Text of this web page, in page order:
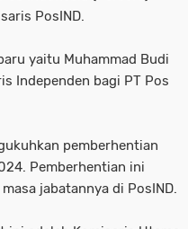
PosIND.
yaitu Muhammad Budi
Independen bagi PT Pos
pemberhentian
Pemberhentian ini
jabatannya di PosIND.